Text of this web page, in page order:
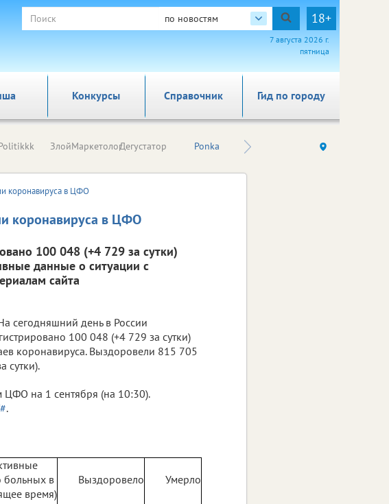
по новостям 18+
7 августа 2026 г.
пятница
Справочник Гид по городу
Конкурсы
ЗлойМаркетологДегустатор Ponka Простой
экономист
коронавируса в ЦФО
коронавируса в ЦФО
100 048 (+4 729 за сутки)
данные о ситуации с
сайта
сегодняшний день в России
100 048 (+4 729 за сутки)
коронавируса. Выздоровели 815 705
сутки).
на 1 сентября (на 10:30).
.
больных в
время)
Выздоровело Умерло